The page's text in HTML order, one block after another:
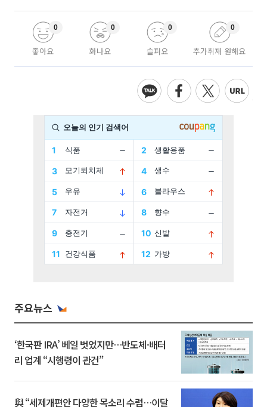
좋아요
0
화나요
0
슬퍼요
0
추가취재 원해요
0
주요뉴스
‘한국판 IRA’ 베일 벗었지만…반도체·배터
리 업계 “시행령이 관건”
與 “세제개편안 다양한 목소리 수렴…이달